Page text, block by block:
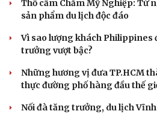
Thổ cẩm Chăm Mỹ Nghiệp: Từ
sản phẩm du lịch độc đáo
Vì sao lượng khách Philippines
trưởng vượt bậc?
Những hương vị đưa TP.HCM
thực đường phố hàng đầu thế
Nối đà tăng trưởng, du lịch